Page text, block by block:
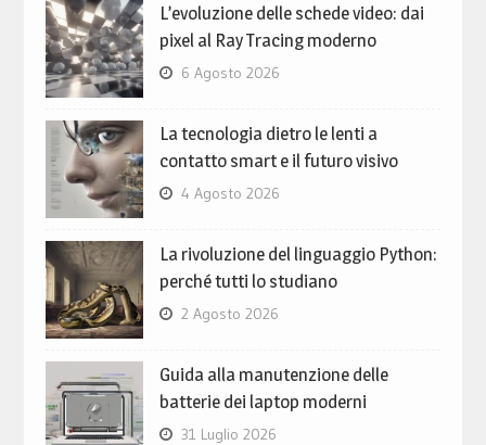
L’evoluzione delle schede video: dai
pixel al Ray Tracing moderno
6 Agosto 2026
La tecnologia dietro le lenti a
contatto smart e il futuro visivo
4 Agosto 2026
La rivoluzione del linguaggio Python:
perché tutti lo studiano
2 Agosto 2026
Guida alla manutenzione delle
batterie dei laptop moderni
31 Luglio 2026